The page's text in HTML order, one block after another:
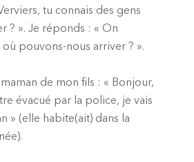
tu connais des gens
? ». Je réponds : « On
où pouvons-nous arriver ? ».
de mon fils : « Bonjour,
évacué par la police, je vais
» (elle habite(ait) dans la